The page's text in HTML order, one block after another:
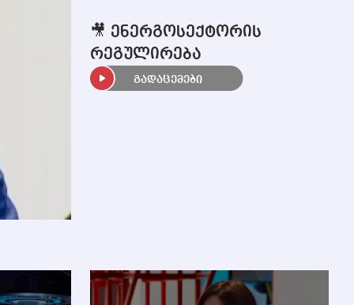
🎥 ენერგოსექტორის
რეგულირება
გადაცემები